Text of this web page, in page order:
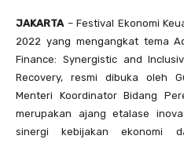
JAKARTA– Festival Ekonomi
2022 yang mengangkat tema
Finance: Synergistic and
Recovery, resmi dibuka oleh
Menteri Koordinator Bidang
merupakan ajang etalase
sinergi kebijakan ekonomi